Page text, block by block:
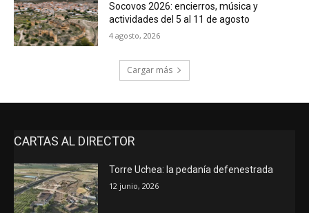
Socovos 2026: encierros, música y
actividades del 5 al 11 de agosto
4 agosto, 2026
Cargar más
CARTAS AL DIRECTOR
Torre Uchea: la pedanía defenestrada
12 junio, 2026